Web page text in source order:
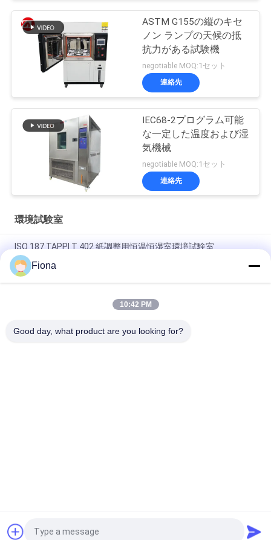
ASTM G155の縦のキセ
ノン ランプの天候の抵
抗力がある試験機
negotiable MOQ:1セット
連絡先
IEC68-2プログラム可能
な一定した温度および湿
気機械
negotiable MOQ:1セット
連絡先
環境試験室
ISO 187 TAPPI T 402 紙調整用恒温恒湿室環境試験室
乾燥した、ぬれた合成の塩スプレーの腐食テスト部屋60L 120L
Nss Aass Cass
デスクトップの温度の湿気テスト部屋、Benchtopの環境試験の
Fiona
10:42 PM
Good day, what product are you looking for?